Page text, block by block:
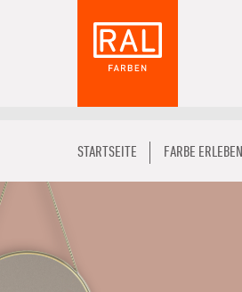
STARTSEITE FARBE ERLEBEN